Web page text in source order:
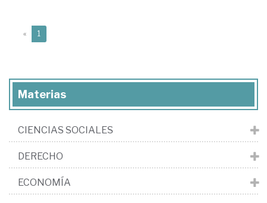
« 1
Materias
CIENCIAS SOCIALES
DERECHO
ECONOMÍA